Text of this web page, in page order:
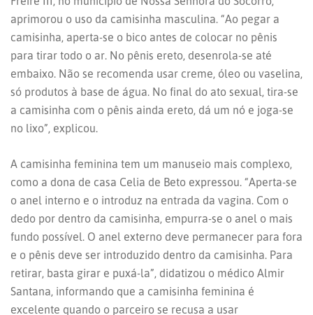
aprimorou o uso da camisinha masculina. “Ao pegar a
camisinha, aperta-se o bico antes de colocar no pênis
para tirar todo o ar. No pênis ereto, desenrola-se até
embaixo. Não se recomenda usar creme, óleo ou vaselina,
só produtos à base de água. No final do ato sexual, tira-se
a camisinha com o pênis ainda ereto, dá um nó e joga-se
no lixo”, explicou.
A camisinha feminina tem um manuseio mais complexo,
como a dona de casa Celia de Beto expressou. “Aperta-se
o anel interno e o introduz na entrada da vagina. Com o
dedo por dentro da camisinha, empurra-se o anel o mais
fundo possível. O anel externo deve permanecer para fora
e o pênis deve ser introduzido dentro da camisinha. Para
retirar, basta girar e puxá-la”, didatizou o médico Almir
Santana, informando que a camisinha feminina é
excelente quando o parceiro se recusa a usar